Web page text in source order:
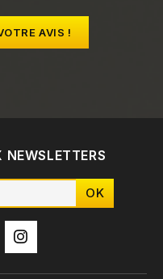
AVIS !
NEWSLETTERS